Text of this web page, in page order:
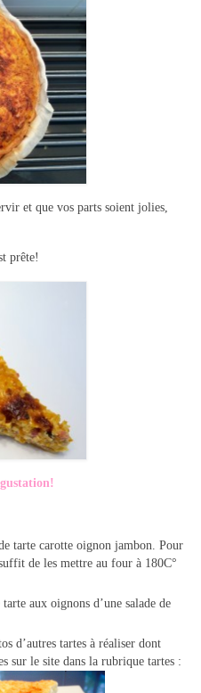
et que vos parts soient jolies,
prête!
tarte carotte oignon jambon. Pour
de les mettre au four à 180C°
aux oignons d’une salade de
d’autres tartes à réaliser dont
sur le site dans la rubrique tartes :